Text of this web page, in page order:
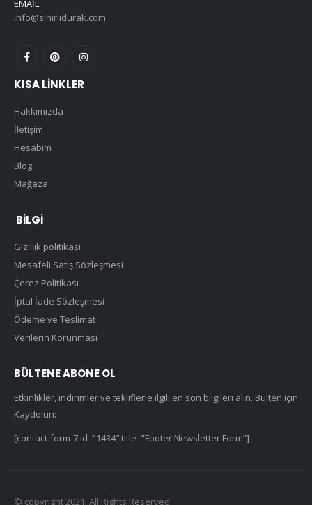
EMAIL:
info@sihirlidurak.com
KISA LINKLER
Hakkımızda
İletişim
Hesabım
Blog
Mağaza
BILGI
Gizlilik politikası
Mesafeli Satış Sözleşmesi
Çerez Politikası
İptal İade Sözleşmesi
Ödeme ve Teslimat
Verilerin Korunması
BÜLTENE ABONE OL
Etkinlikler, indirimler ve tekliflerle ilgili en son bilgileri alın. Bülten için
Kaydolun:
[contact-form-7 id=”1434″ title=”Footer Newsletter Form”]
© copyright 2021. All Rights Reserved.